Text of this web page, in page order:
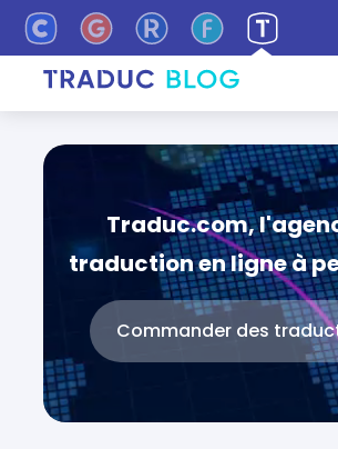
Traduc.com,
traduction en ligne à
Commander des